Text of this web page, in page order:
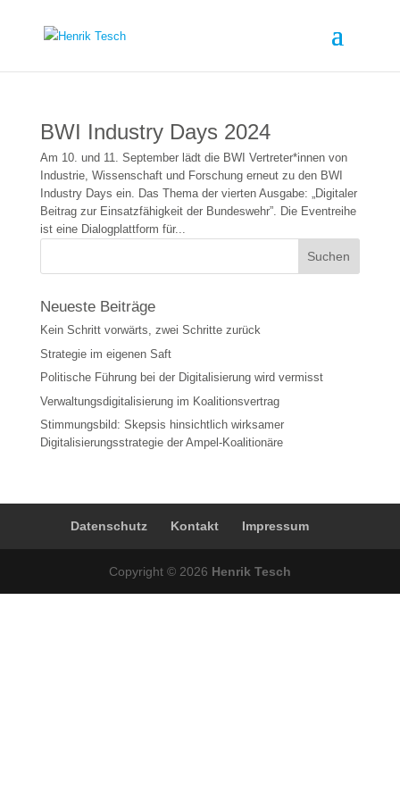
BWI Industry Days 2024
Am 10. und 11. September lädt die BWI Vertreter*innen von
Industrie, Wissenschaft und Forschung erneut zu den BWI
Industry Days ein. Das Thema der vierten Ausgabe: „Digitaler
Beitrag zur Einsatzfähigkeit der Bundeswehr”. Die Eventreihe
ist eine Dialogplattform für...
Neueste Beiträge
Kein Schritt vorwärts, zwei Schritte zurück
Strategie im eigenen Saft
Politische Führung bei der Digitalisierung wird vermisst
Verwaltungsdigitalisierung im Koalitionsvertrag
Stimmungsbild: Skepsis hinsichtlich wirksamer
Digitalisierungsstrategie der Ampel-Koalitionäre
Datenschutz Kontakt Impressum
Copyright © 2026 Henrik Tesch